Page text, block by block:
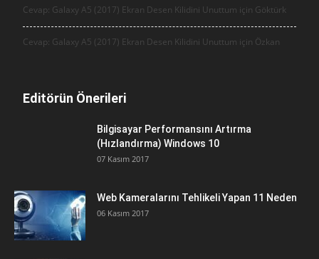
Cevap: Galaxy A5 (2017) Ekran Desen Kilidini Unuttum için Göktürk
Cevap: Galaxy A5 (2017) Ekran Desen Kilidini Unuttum için Özkan
Editörün Önerileri
Bilgisayar Performansını Artırma
(Hızlandırma) Windows 10
07 Kasım 2017
Web Kameralarını Tehlikeli Yapan 11 Neden
06 Kasım 2017